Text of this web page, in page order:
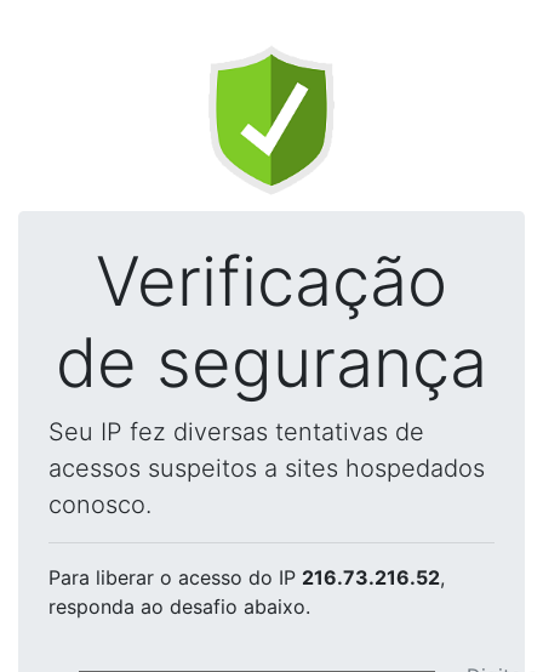
Verificação
de segurança
Seu IP fez diversas tentativas de
acessos suspeitos a sites hospedados
conosco.
Para liberar o acesso do IP 216.73.216.52,
responda ao desafio abaixo.